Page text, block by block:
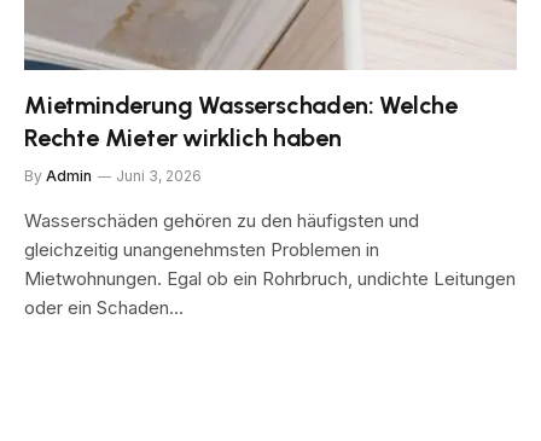
Mietminderung Wasserschaden: Welche
Rechte Mieter wirklich haben
By Admin Juni 3, 2026
Wasserschäden gehören zu den häufigsten und
gleichzeitig unangenehmsten Problemen in
Mietwohnungen. Egal ob ein Rohrbruch, undichte Leitungen
oder ein Schaden…